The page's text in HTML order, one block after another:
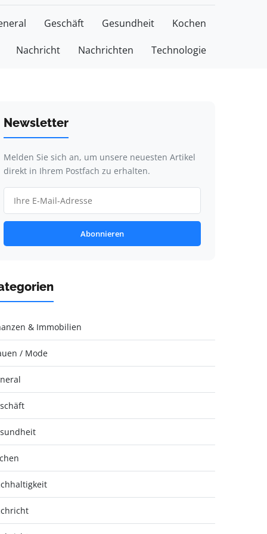
Geschäft Gesundheit Kochen
Nachricht Nachrichten Technologie
Newsletter
Melden Sie sich an, um unsere neuesten Artikel
direkt in Ihrem Postfach zu erhalten.
Abonnieren
& Immobilien
/ Mode